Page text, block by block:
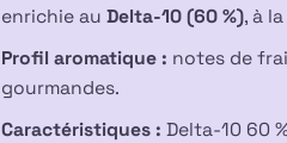
prix :
20,00 €
à
enrichie auDelta-10 (60 %), à
Profil aromatique : notes de
gourmandes.
Caractéristiques : Delta-10 60